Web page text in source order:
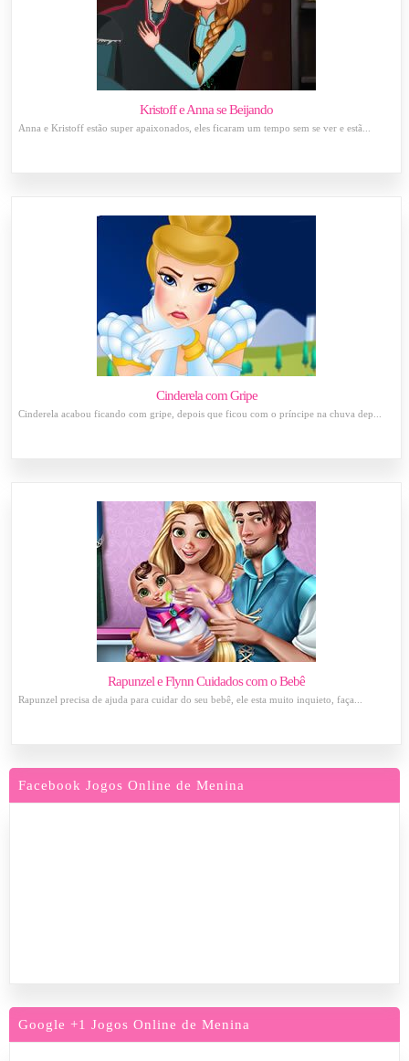
Kristoff e Anna se Beijando
Anna e Kristoff estão super apaixonados, eles ficaram um tempo sem se ver e estã...
Cinderela com Gripe
Cinderela acabou ficando com gripe, depois que ficou com o príncipe na chuva dep...
Rapunzel e Flynn Cuidados com o Bebê
Rapunzel precisa de ajuda para cuidar do seu bebê, ele esta muito inquieto, faça...
Facebook Jogos Online de Menina
Google +1 Jogos Online de Menina